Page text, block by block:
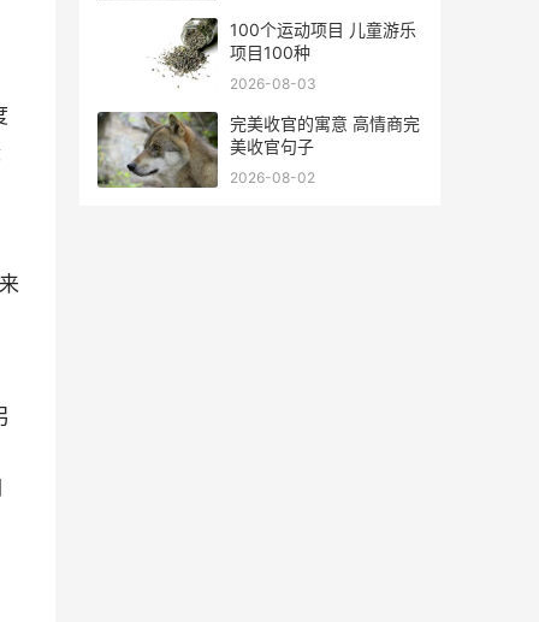
100个运动项目 儿童游乐
项目100种
2026-08-03
完美收官的寓意 高情商完
美收官句子
2026-08-02